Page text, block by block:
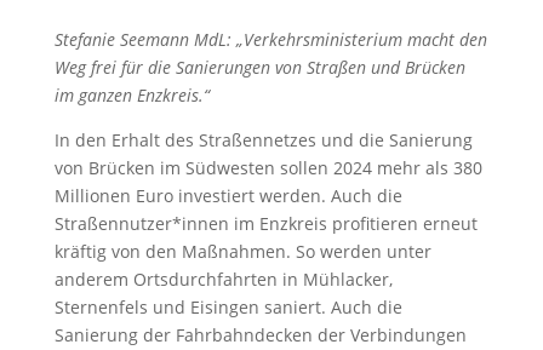
Stefanie Seemann MdL: „Verkehrsministerium macht den
Weg frei für die Sanierungen von Straßen und Brücken
im ganzen Enzkreis.“
In den Erhalt des Straßennetzes und die Sanierung
von Brücken im Südwesten sollen 2024 mehr als 380
Millionen Euro investiert werden. Auch die
Straßennutzer*innen im Enzkreis profitieren erneut
kräftig von den Maßnahmen. So werden unter
anderem Ortsdurchfahrten in Mühlacker,
Sternenfels und Eisingen saniert. Auch die
Sanierung der Fahrbahndecken der Verbindungen